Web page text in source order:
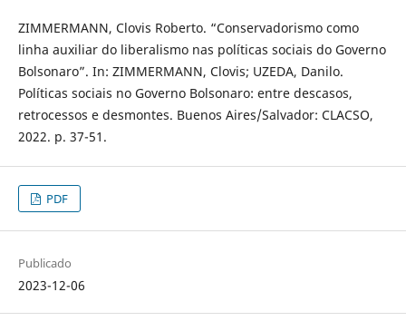
ZIMMERMANN, Clovis Roberto. “Conservadorismo como
linha auxiliar do liberalismo nas políticas sociais do Governo
Bolsonaro”. In: ZIMMERMANN, Clovis; UZEDA, Danilo.
Políticas sociais no Governo Bolsonaro: entre descasos,
retrocessos e desmontes. Buenos Aires/Salvador: CLACSO,
2022. p. 37-51.
PDF
Publicado
2023-12-06